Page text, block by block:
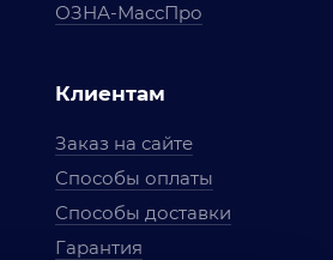
ОЗНА-МассПро
Клиентам
Заказ на сайте
Способы оплаты
Способы доставки
Гарантия